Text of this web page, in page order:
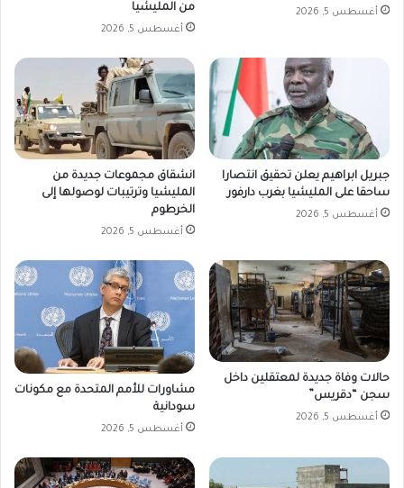
أغسطس 5, 2026
من المليشيا
أغسطس 5, 2026
جبريل ابراهيم يعلن تحقيق انتصارا
ساحقا على المليشيا بغرب دارفور
أغسطس 5, 2026
انشقاق مجموعات جديدة من
المليشيا وترتيبات لوصولها إلى
الخرطوم
أغسطس 5, 2026
حالات وفاة جديدة لمعتقلين داخل
سجن “دقريس”
أغسطس 5, 2026
مشاورات للأمم المتحدة مع مكونات
سودانية
أغسطس 5, 2026